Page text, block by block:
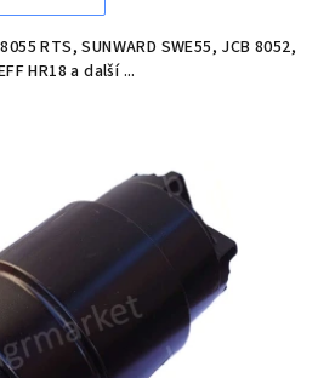
RTS, SUNWARD SWE55, JCB 8052,
HR18 a další ...